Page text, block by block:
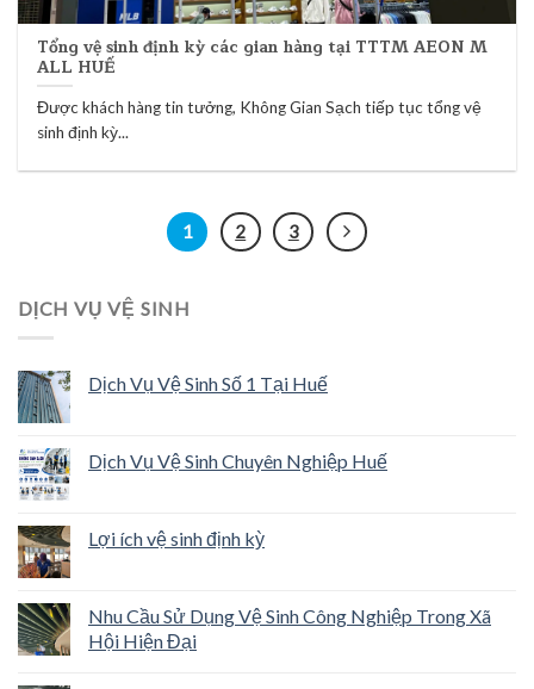
Tổng vệ sinh định kỳ các gian hàng tại TTTM AEON M
ALL HUẾ
Được khách hàng tin tưởng, Không Gian Sạch tiếp tục tổng vệ
sinh định kỳ...
1 2 3
DỊCH VỤ VỆ SINH
Dịch Vụ Vệ Sinh Số 1 Tại Huế
Dịch Vụ Vệ Sinh Chuyên Nghiệp Huế
Lợi ích vệ sinh định kỳ
Nhu Cầu Sử Dụng Vệ Sinh Công Nghiệp Trong Xã
Hội Hiện Đại